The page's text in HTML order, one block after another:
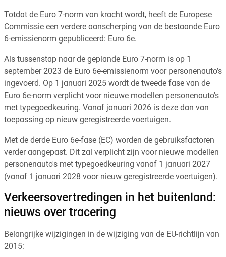
Totdat de Euro 7-norm van kracht wordt, heeft de Europese
Commissie een verdere aanscherping van de bestaande Euro
6-emissienorm gepubliceerd: Euro 6e.
Als tussenstap naar de geplande Euro 7-norm is op 1
september 2023 de Euro 6e-emissienorm voor personenauto's
ingevoerd. Op 1 januari 2025 wordt de tweede fase van de
Euro 6e-norm verplicht voor nieuwe modellen personenauto's
met typegoedkeuring. Vanaf januari 2026 is deze dan van
toepassing op nieuw geregistreerde voertuigen.
Met de derde Euro 6e-fase (EC) worden de gebruiksfactoren
verder aangepast. Dit zal verplicht zijn voor nieuwe modellen
personenauto's met typegoedkeuring vanaf 1 januari 2027
(vanaf 1 januari 2028 voor nieuw geregistreerde voertuigen).
Verkeersovertredingen in het buitenland:
nieuws over tracering
Belangrijke wijzigingen in de wijziging van de EU-richtlijn van
2015: